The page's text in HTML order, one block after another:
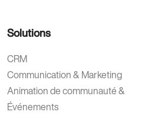
Solutions
CRM
Communication & Marketing
Animation de communauté &
Événements